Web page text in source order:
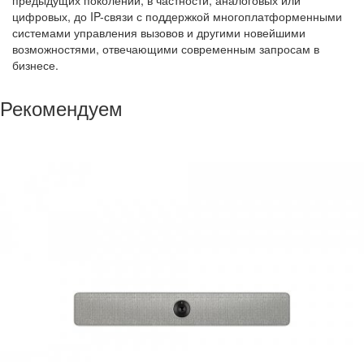
цифровых, до IP-связи с поддержкой многоплатформенными
системами управления вызовов и другими новейшими
возможностями, отвечающими современным запросам в
бизнесе.
Рекомендуем